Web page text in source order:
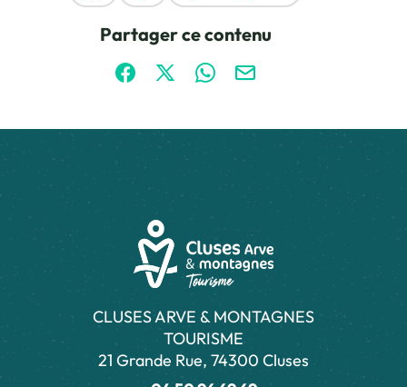
Partager ce contenu
Partager sur Facebook (nouvelle fenêtre)
Partager sur X / Twitter (nouvelle
Partager sur WhatsApp
Partager par mail
CLUSES ARVE & MONTAGNES
TOURISME
21 Grande Rue, 74300 Cluses